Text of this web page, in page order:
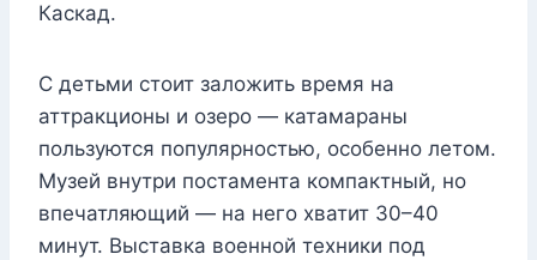
Каскад.
С детьми стоит заложить время на
аттракционы и озеро — катамараны
пользуются популярностью, особенно летом.
Музей внутри постамента компактный, но
впечатляющий — на него хватит 30–40
минут. Выставка военной техники под